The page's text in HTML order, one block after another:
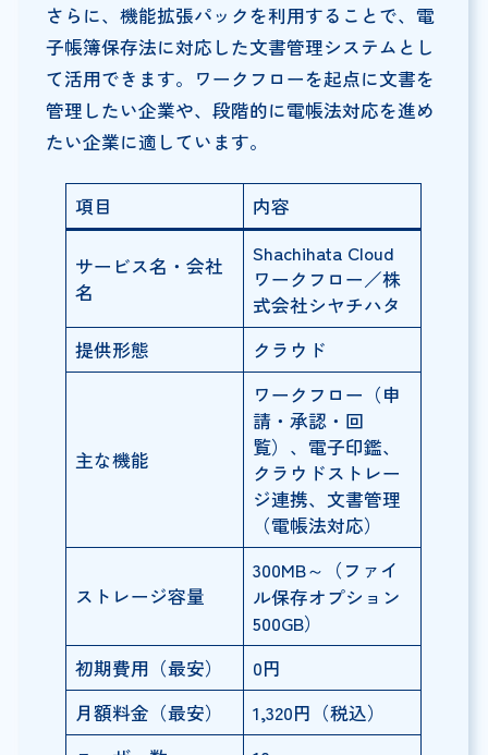
さらに、機能拡張パックを利用することで、電
子帳簿保存法に対応した文書管理システムとし
て活用できます。ワークフローを起点に文書を
管理したい企業や、段階的に電帳法対応を進め
たい企業に適しています。
項目 内容
サービス名・会社
名
Shachihata Cloud
ワークフロー／株
式会社シヤチハタ
提供形態
クラウド
主な機能
ワークフロー（申
請・承認・回
覧）、電子印鑑、
クラウドストレー
ジ連携、文書管理
（電帳法対応）
ストレージ容量
300MB～（ファイ
ル保存オプション
500GB）
初期費用（最安）
0円
月額料金（最安）
1,320円（税込）